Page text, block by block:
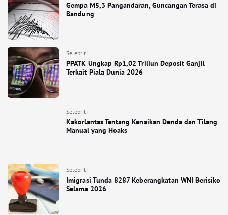
Gempa M5,3 Pangandaran, Guncangan Terasa di
Bandung
Selebriti
PPATK Ungkap Rp1,02 Triliun Deposit Ganjil
Terkait Piala Dunia 2026
Selebriti
Kakorlantas Tentang Kenaikan Denda dan Tilang
Manual yang Hoaks
Selebriti
Imigrasi Tunda 8287 Keberangkatan WNI Berisiko
Selama 2026